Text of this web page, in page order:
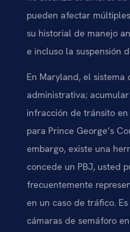
pueden afectar
su historial de manejo
e incluso la suspensión
En Maryland, el
administrativa;
infracción de tránsito
para Prince George’s
embargo, existe una
concede un PBJ, usted
frecuentemente
en un caso de tráfico.
cámaras de semáforo